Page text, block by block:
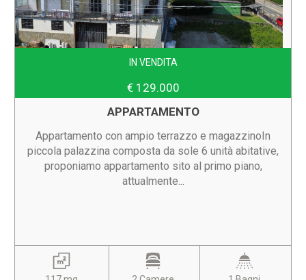
IN VENDITA
€ 129.000
APPARTAMENTO
Appartamento con ampio terrazzo e magazzinoIn
piccola palazzina composta da sole 6 unità abitative,
proponiamo appartamento sito al primo piano,
attualmente...